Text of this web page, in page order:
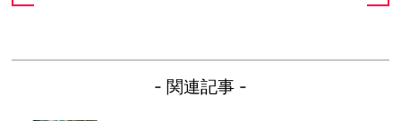
- 関連記事 -